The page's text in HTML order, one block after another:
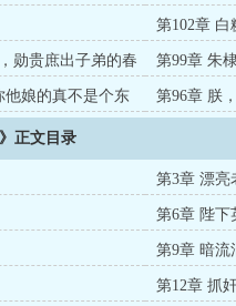
第102章 白
一个你想象
勋贵庶出子弟的春
第99章 朱
点！
他娘的真不是个东
第96章 朕
正文目录
第3章 漂亮
第6章 陛下
第9章 暗流
第12章 抓奸